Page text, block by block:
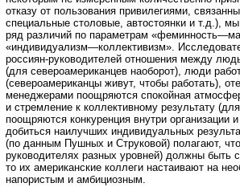
отказу от пользования привилегиями,
специальные столовые, автостоянки и т.д.),
ряд различий по параметрам
«индивидуализм—коллективизм».
россиян-руководителей отношения между
(для североамериканцев наоборот), люди
(североамериканцы живут, чтобы работать),
менеджерами поощряются спокойная
и стремление к коллективному результату
поощряются конкуренция внутри организации
добиться наилучших индивидуальных
(по данным Пушных и Струковой) полагают,
руководителях разных уровней) должны быть
то их американские коллеги настаивают на
напористым и амбициозным.